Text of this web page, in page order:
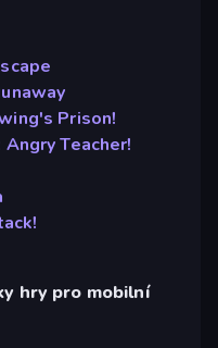
Prison!
Teacher!
hry pro mobilní